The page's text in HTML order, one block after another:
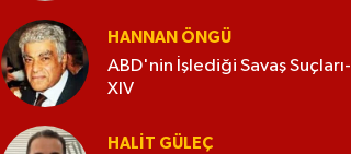
HANNAN ÖNGÜ
ABD'nin İşlediği Savaş Suçları-
XIV
HALIT GÜLEÇ